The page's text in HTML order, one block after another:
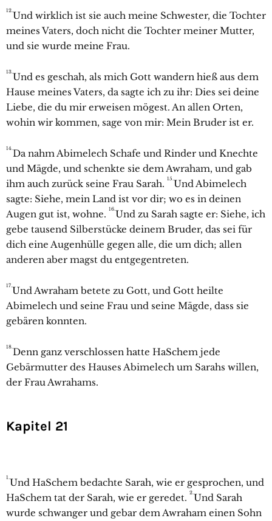
12.Und wirklich ist sie auch meine Schwester, die Tochter
meines Vaters, doch nicht die Tochter meiner Mutter,
und sie wurde meine Frau.
13.Und es geschah, als mich Gott wandern hieß aus dem
Hause meines Vaters, da sagte ich zu ihr: Dies sei deine
Liebe, die du mir erweisen mögest. An allen Orten,
wohin wir kommen, sage von mir: Mein Bruder ist er.
14.Da nahm Abimelech Schafe und Rinder und Knechte
und Mägde, und schenkte sie dem Awraham, und gab
ihm auch zurück seine Frau Sarah. 15.Und Abimelech
sagte: Siehe, mein Land ist vor dir; wo es in deinen
Augen gut ist, wohne. 16.Und zu Sarah sagte er: Siehe, ich
gebe tausend Silberstücke deinem Bruder, das sei für
dich eine Augenhülle gegen alle, die um dich; allen
anderen aber magst du entgegentreten.
17.Und Awraham betete zu Gott, und Gott heilte
Abimelech und seine Frau und seine Mägde, dass sie
gebären konnten.
18.Denn ganz verschlossen hatte HaSchem jede
Gebärmutter des Hauses Abimelech um Sarahs willen,
der Frau Awrahams.
Kapitel 21
1.Und HaSchem bedachte Sarah, wie er gesprochen, und
HaSchem tat der Sarah, wie er geredet. 2.Und Sarah
wurde schwanger und gebar dem Awraham einen Sohn